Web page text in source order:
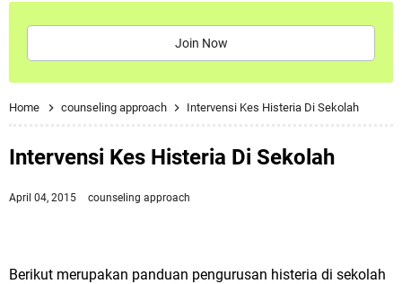
Join Now
Home counseling approach Intervensi Kes Histeria Di Sekolah
Intervensi Kes Histeria Di Sekolah
April 04, 2015 counseling approach
Berikut merupakan panduan pengurusan histeria di sekolah